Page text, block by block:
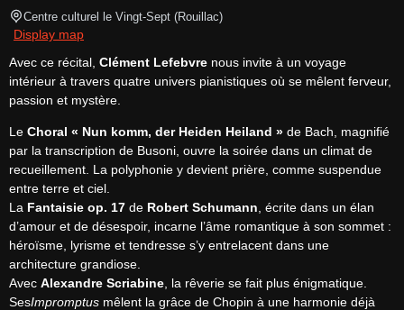
Centre culturel le Vingt-Sept (Rouillac)
Display map
Avec ce récital, Clément Lefebvre nous invite à un voyage
intérieur à travers quatre univers pianistiques où se mêlent ferveur,
passion et mystère.
Le Choral « Nun komm, der Heiden Heiland » de Bach, magnifié
par la transcription de Busoni, ouvre la soirée dans un climat de
recueillement. La polyphonie y devient prière, comme suspendue
entre terre et ciel.
La Fantaisie op. 17 de Robert Schumann , écrite dans un élan
d’amour et de désespoir, incarne l’âme romantique à son sommet :
héroïsme, lyrisme et tendresse s’y entrelacent dans une
architecture grandiose.
Avec Alexandre Scriabine , la rêverie se fait plus énigmatique.
SesImpromptus mêlent la grâce de Chopin à une harmonie déjà